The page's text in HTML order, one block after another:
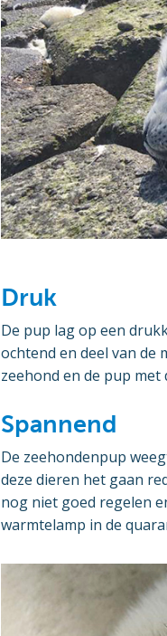
Druk
De pup lag op een
ochtend en deel van de
zeehond en de pup
Spannend
De zeehondenpup
deze dieren het gaan
nog niet goed regelen
warmtelamp in de